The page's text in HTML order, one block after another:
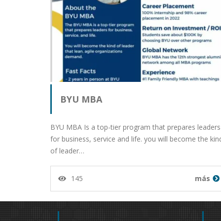
BYU MBA
BYU MBA Is a top-tier program that prepares leaders
for business, service and life. you will become the
of leader…
145 más